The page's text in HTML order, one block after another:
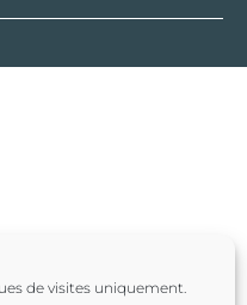
de visites uniquement.